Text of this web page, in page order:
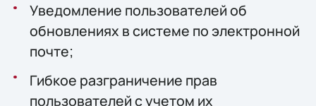
Уведомление пользователей об
обновлениях в системе по электронной
почте;
Гибкое разграничение прав
пользователей с учетом их